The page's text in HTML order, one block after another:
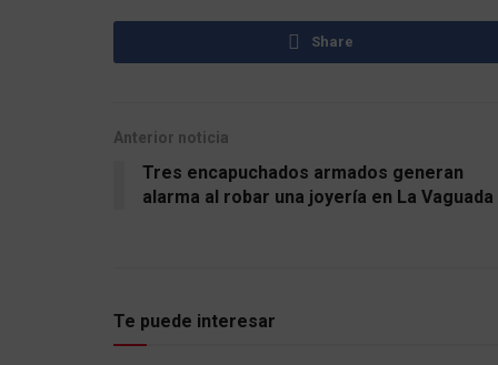
Share
Anterior noticia
Tres encapuchados armados generan
alarma al robar una joyería en La Vaguada
Te puede interesar